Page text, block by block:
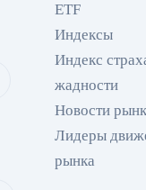
ETF
Индексы
Индекс
жадности
Новости
Лидеры
рынка